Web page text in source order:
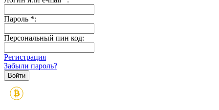
Пароль *:
Персональный пин код:
Регистрация
Забыли пароль?